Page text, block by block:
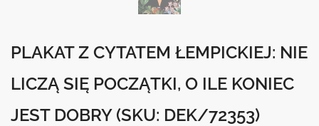
PLAKAT Z CYTATEM ŁEMPICKIEJ: NIE
LICZĄ SIĘ POCZĄTKI, O ILE KONIEC
JEST DOBRY (SKU: DEK/72353)